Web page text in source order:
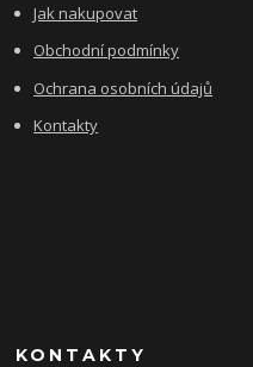
Jak nakupovat
Obchodní podmínky
Ochrana osobních údajů
Kontakty
KONTAKTY